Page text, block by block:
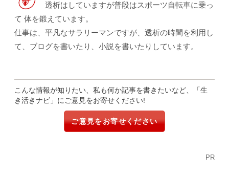
透析はしていますが普段はスポーツ自転車に乗っ
て 体を鍛えています。
仕事は、平凡なサラリーマンですが、透析の時間を利用し
て、ブログを書いたり、小説を書いたりしています。
こんな情報が知りたい、私も何か記事を書きたいなど、「生
き活きナビ」にご意見をお寄せください!
ご意見をお寄せください
PR